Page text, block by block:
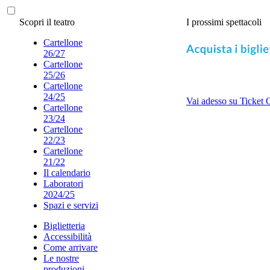
Scopri il teatro
Cartellone
26/27
Cartellone
25/26
Cartellone
24/25
Cartellone
23/24
Cartellone
22/23
Cartellone
21/22
Il calendario
Laboratori
2024/25
Spazi e servizi
Biglietteria
Accessibilità
Come arrivare
Le nostre
I prossimi spettacoli
Vai adesso su Ticket